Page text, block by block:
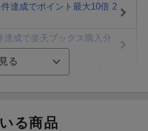
達成でポイント最大10倍 2
達成で楽天ブックス購入分
る商品